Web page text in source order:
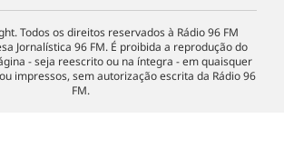
Todos os direitos reservados à Rádio 96 FM
Jornalística 96 FM. É proibida a reprodução do
- seja reescrito ou na íntegra - em quaisquer
impressos, sem autorização escrita da Rádio 96
FM.